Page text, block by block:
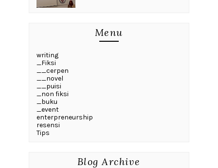
Menu
writing
_Fiksi
__cerpen
__novel
__puisi
_non fiksi
_buku
_event
enterpreneurship
resensi
Tips
Blog Archive